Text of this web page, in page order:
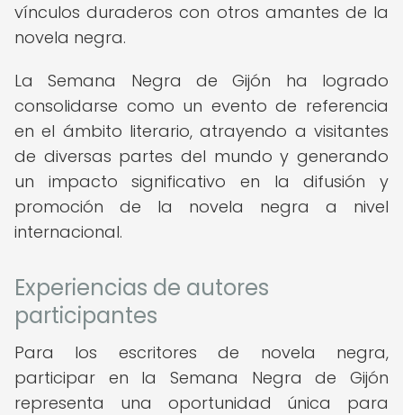
vínculos duraderos con otros amantes de la
novela negra.
La Semana Negra de Gijón ha logrado
consolidarse como un evento de referencia
en el ámbito literario, atrayendo a visitantes
de diversas partes del mundo y generando
un impacto significativo en la difusión y
promoción de la novela negra a nivel
internacional.
Experiencias de autores
participantes
Para los escritores de novela negra,
participar en la Semana Negra de Gijón
representa una oportunidad única para